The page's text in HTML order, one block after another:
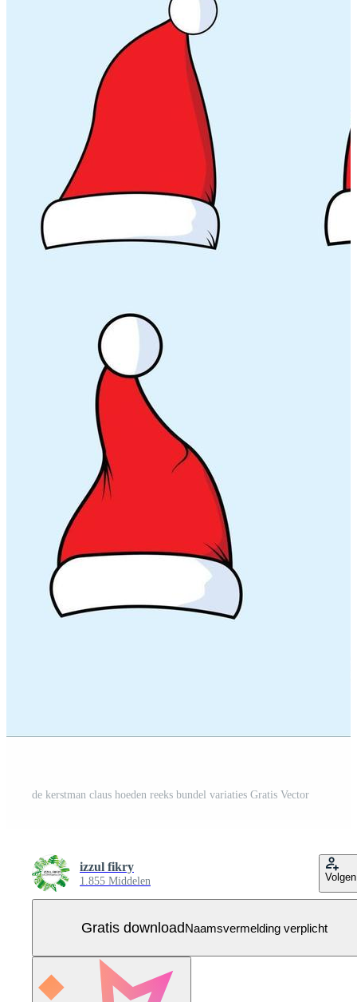
de kerstman claus hoeden reeks bundel variaties Gratis Vector
izzul fikry
1.855 Middelen Volgen
Gratis downloadNaamsvermelding verplicht